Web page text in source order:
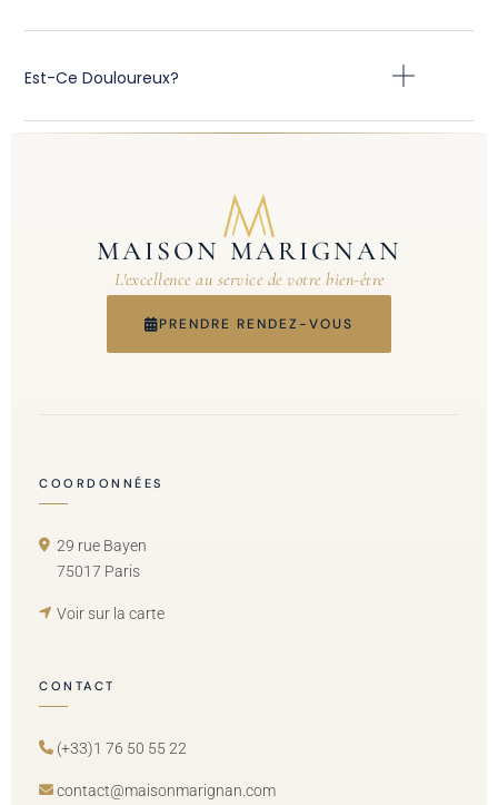
Est-Ce Douloureux?
MAISON MARIGNAN
L'excellence au service de votre bien-être
PRENDRE RENDEZ-VOUS
COORDONNÉES
29 rue Bayen
75017 Paris
Voir sur la carte
CONTACT
(+33)1 76 50 55 22
contact@maisonmarignan.com